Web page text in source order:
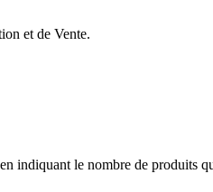
et de Vente.
indiquant le nombre de produits